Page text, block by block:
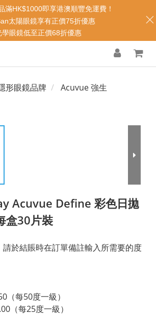
形眼鏡品牌 Acuvue 強生
Acuvue Define 彩色日拋
盒30片裝
於結賬時在訂單備註輸入所需要的度
（每50度一級）
（每25度一級）
滿HK$1000即享港澳順豐免運費！
太陽眼鏡享有正價75折優惠
學眼鏡低至正價68折優惠